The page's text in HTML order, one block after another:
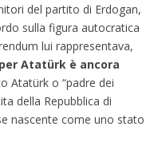
del partito di Erdogan,
sulla figura autocratica
lui rappresentava,
Atatürk è ancora
Atatürk o “padre dei
della Repubblica di
nascente come uno stato